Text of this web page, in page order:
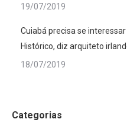
19/07/2019
Cuiabá precisa se
Histórico, diz arquiteto
18/07/2019
Categorias